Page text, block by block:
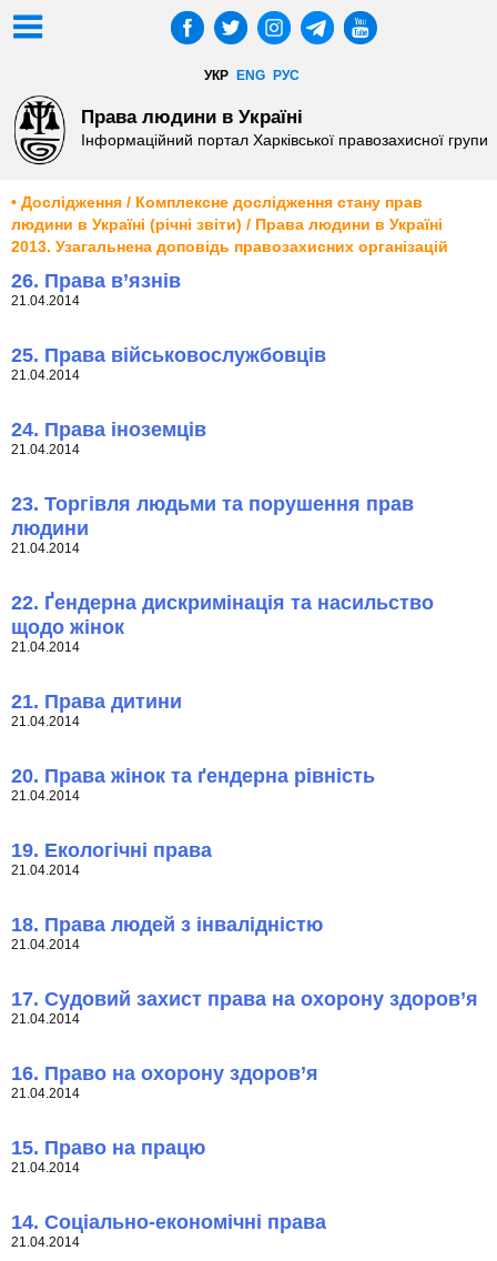
УКР ENG РУС
Права людини в Україні
Інформаційний портал Харківської правозахисної групи
• Дослідження / Комплексне дослідження стану прав
людини в Україні (річні звіти) / Права людини в Україні
2013. Узагальнена доповідь правозахисних організацій
26. Права в’язнів
21.04.2014
25. Права військовослужбовців
21.04.2014
24. Права іноземців
21.04.2014
23. Торгівля людьми та порушення прав
людини
21.04.2014
22. Ґендерна дискримінація та насильство
щодо жінок
21.04.2014
21. Права дитини
21.04.2014
20. Права жінок та ґендерна рівність
21.04.2014
19. Екологічні права
21.04.2014
18. Права людей з інвалідністю
21.04.2014
17. Судовий захист права на охорону здоров’я
21.04.2014
16. Право на охорону здоров’я
21.04.2014
15. Право на працю
21.04.2014
14. Соціально-економічні права
21.04.2014